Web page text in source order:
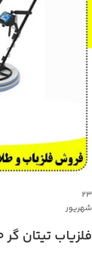
۲۳
شهریور
فلزیاب تیتان گر 1000